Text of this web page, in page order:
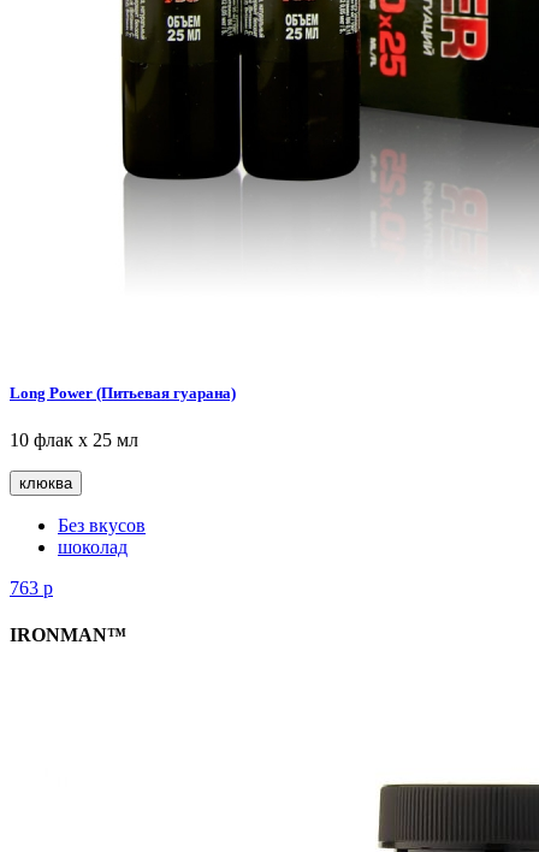
Long Power (Питьевая гуарана)
10 флак х 25 мл
клюква
Без вкусов
шоколад
763 р
IRONMAN™